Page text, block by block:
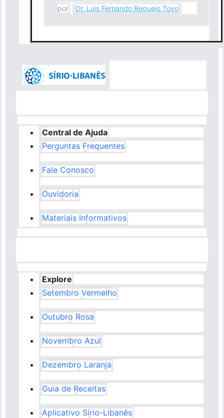
por Dr. Luis Fernando Requejo Tovo
Central de Ajuda
Perguntas Frequentes
Fale Conosco
Ouvidoria
Materiais Informativos
Explore
Setembro Vermelho
Outubro Rosa
Novembro Azul
Dezembro Laranja
Guia de Receitas
Aplicativo Sírio-Libanês